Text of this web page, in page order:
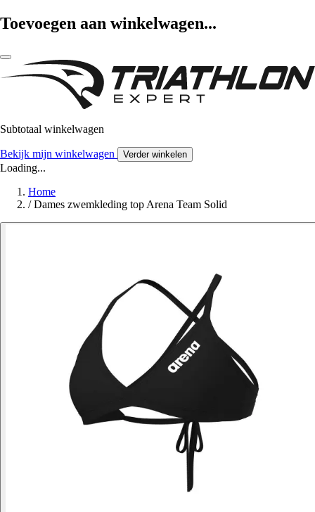
Toevoegen aan winkelwagen...
Subtotaal winkelwagen
Bekijk mijn winkelwagen Verder winkelen
Loading...
Home
/ Dames zwemkleding top Arena Team Solid